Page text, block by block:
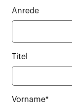
Anrede
Titel
Vorname*